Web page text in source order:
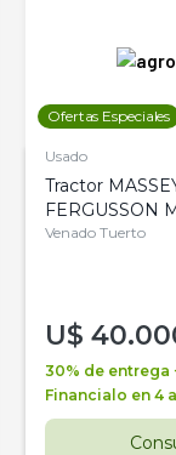
Ofertas Especiales
Usado
Tractor
FERGUSSON
4WD, PATON
Venado Tuerto
U$
30% de entrega
Financialo en 4